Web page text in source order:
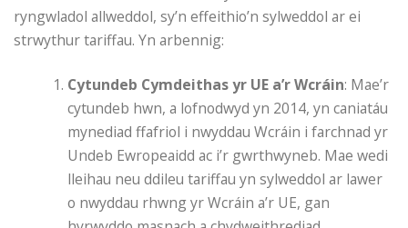
ryngwladol allweddol, sy’n effeithio’n sylweddol ar ei
strwythur tariffau. Yn arbennig:
Cytundeb Cymdeithas yr UE a’r Wcráin: Mae’r
cytundeb hwn, a lofnodwyd yn 2014, yn caniatáu
mynediad ffafriol i nwyddau Wcráin i farchnad yr
Undeb Ewropeaidd ac i’r gwrthwyneb. Mae wedi
lleihau neu ddileu tariffau yn sylweddol ar lawer
o nwyddau rhwng yr Wcráin a’r UE, gan